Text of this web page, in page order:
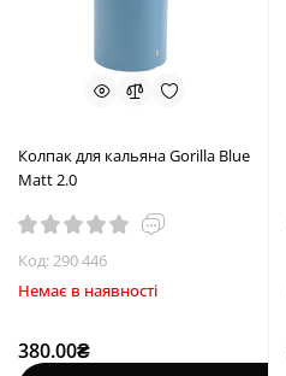
Колпак для кальяна Gorilla Blue
Matt 2.0
Код: 290 446
Немає в наявності
380.00₴